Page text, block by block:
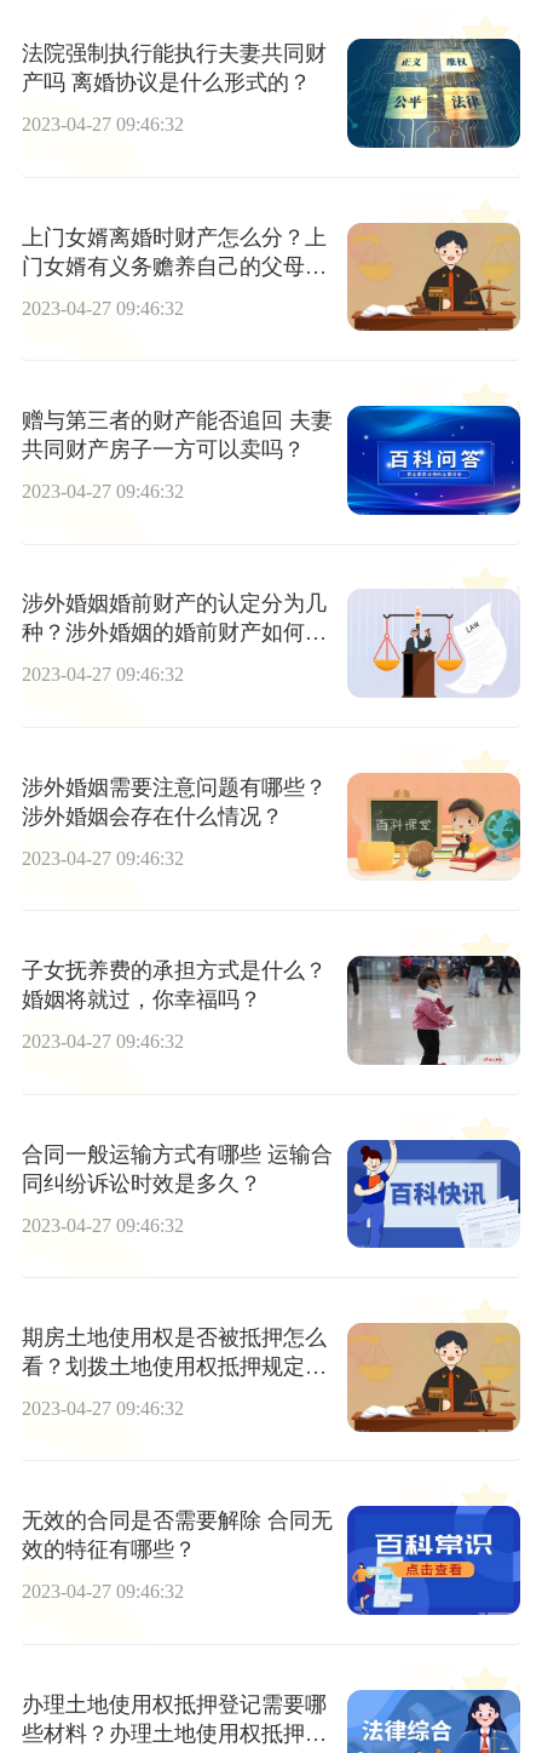
法院强制执行能执行夫妻共同财
产吗 离婚协议是什么形式的？
2023-04-27 09:46:32
上门女婿离婚时财产怎么分？上
门女婿有义务赡养自己的父母
2023-04-27 09:46:32
赠与第三者的财产能否追回 夫妻
共同财产房子一方可以卖吗？
2023-04-27 09:46:32
涉外婚姻婚前财产的认定分为几
种？涉外婚姻的婚前财产如何认
定？
2023-04-27 09:46:32
涉外婚姻需要注意问题有哪些？
涉外婚姻会存在什么情况？
2023-04-27 09:46:32
子女抚养费的承担方式是什么？
婚姻将就过，你幸福吗？
2023-04-27 09:46:32
合同一般运输方式有哪些 运输合
同纠纷诉讼时效是多久？
2023-04-27 09:46:32
期房土地使用权是否被抵押怎么
看？划拨土地使用权抵押规定是
2023-04-27 09:46:32
无效的合同是否需要解除 合同无
效的特征有哪些？
2023-04-27 09:46:32
办理土地使用权抵押登记需要哪
些材料？办理土地使用权抵押登